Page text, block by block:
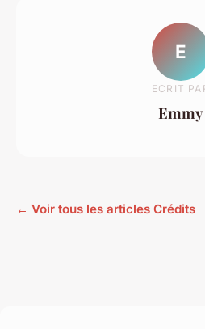
E
ECRIT
Emmy
← Voir tous les articles Crédits